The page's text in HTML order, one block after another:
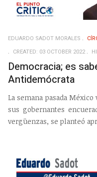
EDUARDO SADOT MORALES
CREATED: 03 OCTOBER 2022
Democracia; es
Antidemócrata
La semana pasada
sus gobernantes
vergüenzas, se planteó